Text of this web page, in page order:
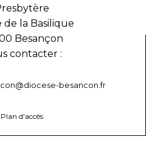
de la Basilique
Besançon
contacter :
besancon.fr
Plan d'accès